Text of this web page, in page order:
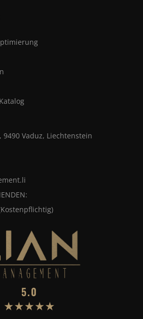
9490 Vaduz, Liechtenstein
5.0